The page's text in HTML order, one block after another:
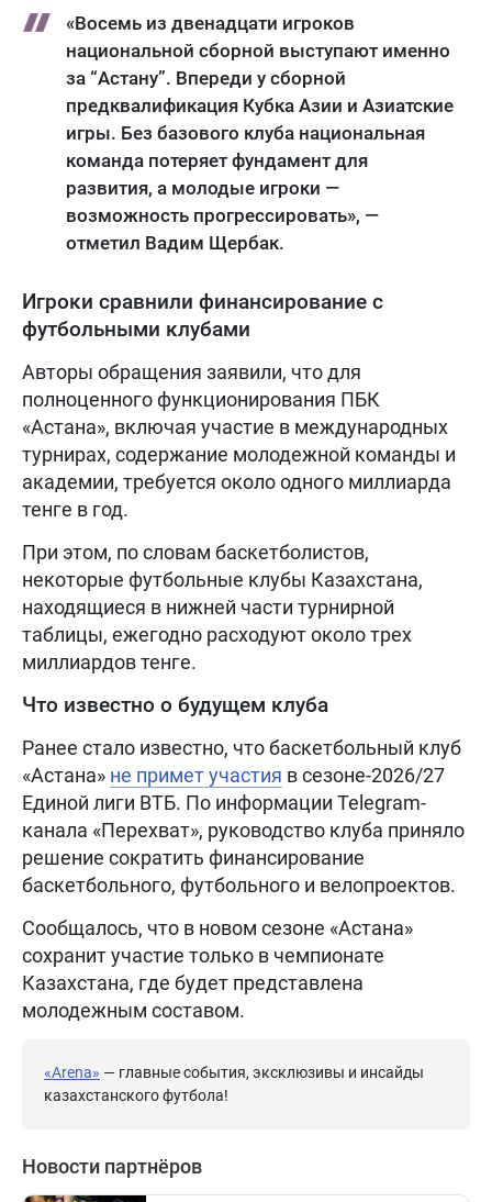
«Восемь из двенадцати игроков
национальной сборной выступают именно
за “Астану”. Впереди у сборной
предквалификация Кубка Азии и Азиатские
игры. Без базового клуба национальная
команда потеряет фундамент для
развития, а молодые игроки —
возможность прогрессировать», —
отметил Вадим Щербак.
Игроки сравнили финансирование с
футбольными клубами
Авторы обращения заявили, что для
полноценного функционирования ПБК
«Астана», включая участие в международных
турнирах, содержание молодежной команды и
академии, требуется около одного миллиарда
тенге в год.
При этом, по словам баскетболистов,
некоторые футбольные клубы Казахстана,
находящиеся в нижней части турнирной
таблицы, ежегодно расходуют около трех
миллиардов тенге.
Что известно о будущем клуба
Ранее стало известно, что баскетбольный клуб
«Астана» не примет участия в сезоне-2026/27
Единой лиги ВТБ. По информации Telegram-
канала «Перехват», руководство клуба приняло
решение сократить финансирование
баскетбольного, футбольного и велопроектов.
Сообщалось, что в новом сезоне «Астана»
сохранит участие только в чемпионате
Казахстана, где будет представлена
молодежным составом.
«Arena» — главные события, эксклюзивы и инсайды
казахстанского футбола!